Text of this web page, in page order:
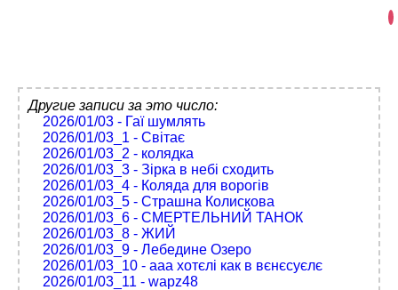
Другие записи за это число:
2026/01/03 - Гаї шумлять
2026/01/03_1 - Світає
2026/01/03_2 - колядка
2026/01/03_3 - Зірка в небі сходить
2026/01/03_4 - Коляда для ворогів
2026/01/03_5 - Страшна Колискова
2026/01/03_6 - СМЕРТЕЛЬНИЙ ТАНОК
2026/01/03_8 - ЖИЙ
2026/01/03_9 - Лебедине Озеро
2026/01/03_10 - ааа хотєлі как в вєнєсуєлє
2026/01/03_11 - wapz48